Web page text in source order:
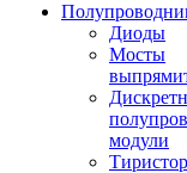
Диоды
Мосты
модули